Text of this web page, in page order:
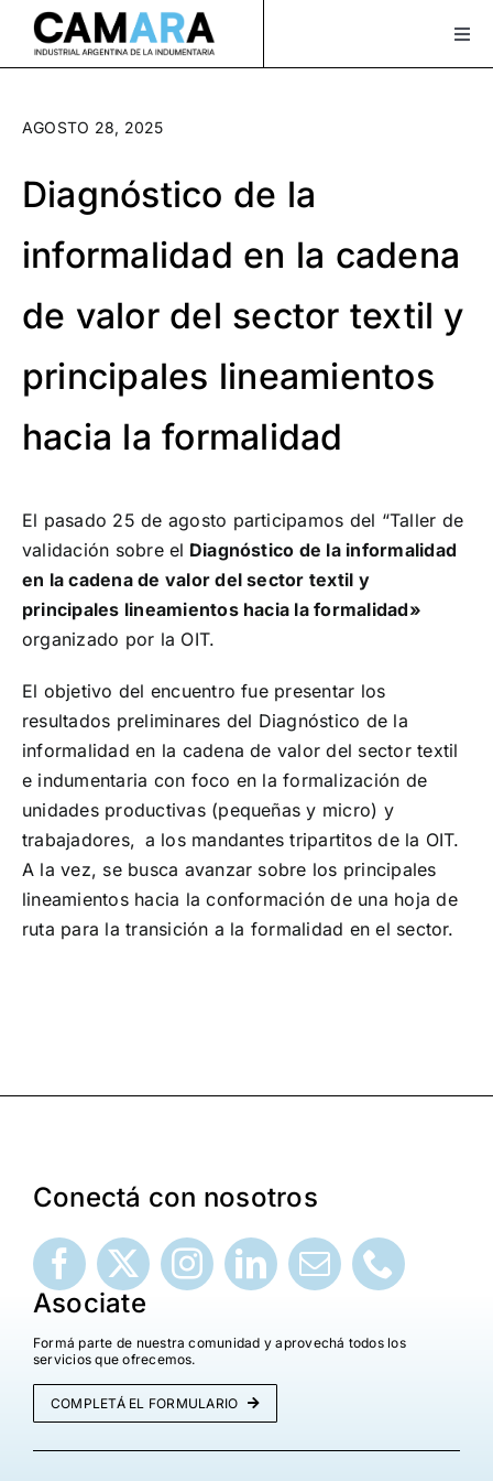
Saltar
contenido
Servicios
Actualidad
Bolsa de Trabajo
XLAVIDA
Contacto
Asociate
¡Seguinos en Linkedin!
AGOSTO 28, 2025
Diagnóstico de la
informalidad en la cadena
de valor del sector textil y
principales lineamientos
hacia la formalidad
El pasado 25 de agosto participamos del “Taller de
validación sobre el Diagnóstico de la informalidad
en la cadena de valor del sector textil y
principales lineamientos hacia la formalidad»
organizado por la OIT.
El objetivo del encuentro fue presentar los
resultados preliminares del Diagnóstico de la
informalidad en la cadena de valor del sector textil
e indumentaria con foco en la formalización de
unidades productivas (pequeñas y micro) y
trabajadores, a los mandantes tripartitos de la OIT.
A la vez, se busca avanzar sobre los principales
lineamientos hacia la conformación de una hoja de
ruta para la transición a la formalidad en el sector.
Conectá con nosotros
Asociate
Formá parte de nuestra comunidad y aprovechá todos los
servicios que ofrecemos.
COMPLETÁ EL FORMULARIO